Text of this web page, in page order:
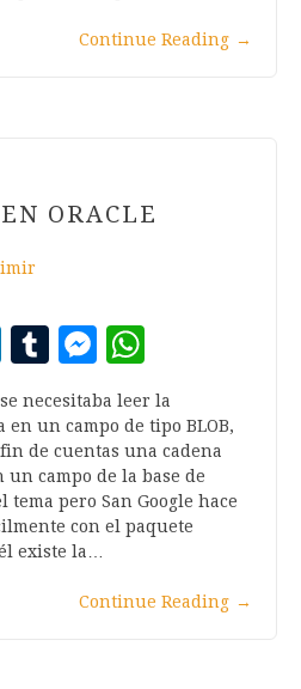
Continue Reading →
ORACLE
LinkedIn
Tumblr
Messenger
necesitaba leer la
un campo de tipo BLOB,
de cuentas una cadena
un campo de la base de
tema pero San Google hace
con el paquete
existe la…
Continue Reading →